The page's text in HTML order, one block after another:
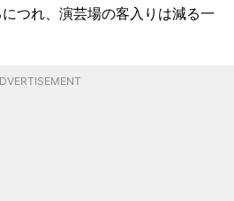
つれ、演芸場の客入りは減る一